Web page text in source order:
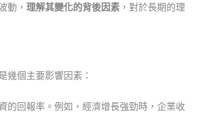
動， 理解其變化的背後因素，對於長期的理
幾個主要影響因素：
的回報率。例如，經濟增長強勁時，企業收